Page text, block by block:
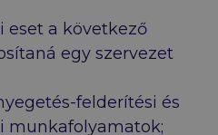
eset a következő
egy szervezet
felderítési és
munkafolyamatok;